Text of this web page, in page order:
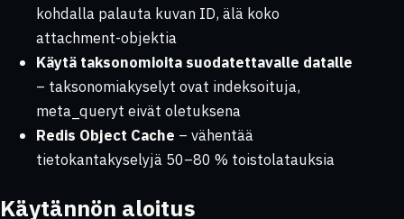
kohdalla palauta kuvan ID, älä koko
attachment-objektia
Käytä taksonomioita suodatettavalle datalle
– taksonomiakyselyt ovat indeksoituja,
meta_queryt eivät oletuksena
Redis Object Cache – vähentää
tietokantakyselyjä 50–80 % toistolatauksia
Käytännön aloitus